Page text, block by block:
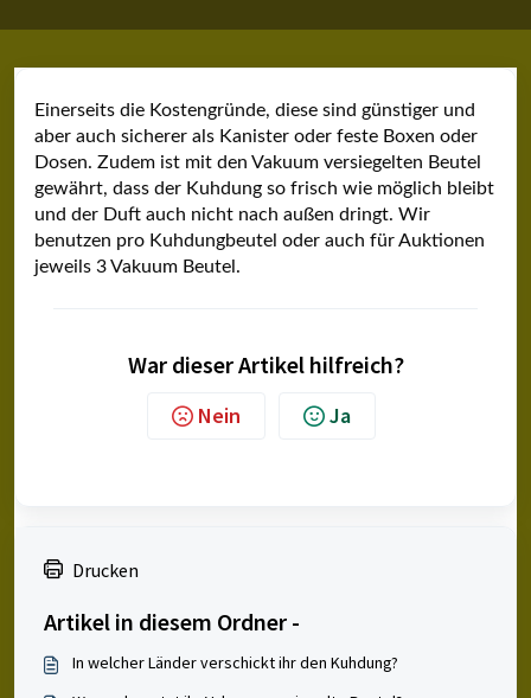
Einerseits die Kostengründe, diese sind günstiger und
aber auch sicherer als Kanister oder feste Boxen oder
Dosen. Zudem ist mit den Vakuum versiegelten Beutel
gewährt, dass der Kuhdung so frisch wie möglich bleibt
und der Duft auch nicht nach außen dringt. Wir
benutzen pro Kuhdungbeutel oder auch für Auktionen
jeweils 3 Vakuum Beutel.
War dieser Artikel hilfreich?
Nein Ja
Drucken
Artikel in diesem Ordner -
In welcher Länder verschickt ihr den Kuhdung?